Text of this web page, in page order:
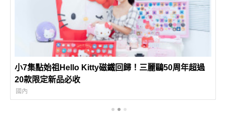
小7集點始祖Hello Kitty磁鐵回歸！三麗鷗50周年超過
20款限定新品必收
國內